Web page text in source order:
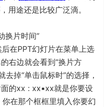
用途还是比较广泛滴。
换片时间”
在PPT幻灯片在菜单上选
右边就会看到“换片方
掉“单击鼠标时”的选择，
面的xx : xx▪xx就是你要设
在那个框框里填入你要幻